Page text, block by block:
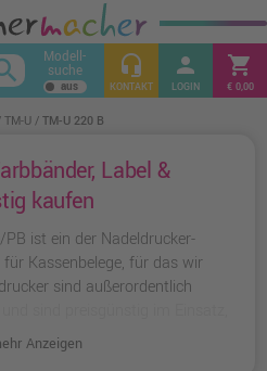
keyboard_arrow_up
Modell-
suche headset_mic
KONTAKT
person
LOGIN
shopping_cart
€ 0,00
TM-U TM-U 220 B
Label &
kaufen
ist ein der Nadeldrucker-
Kassenbelege, für das wir
sind außerordentlich
sind und damit von jedem
gebracht werden können.
Anzeigen